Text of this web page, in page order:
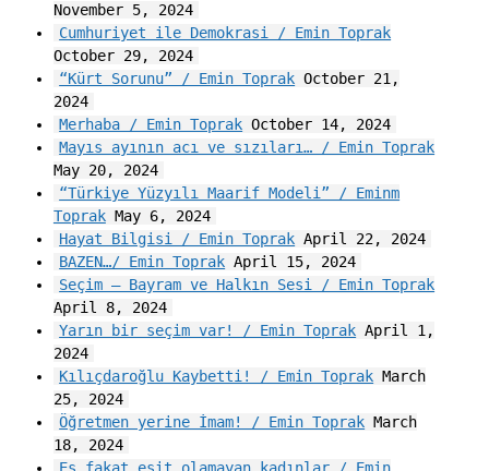
November 5, 2024
Cumhuriyet ile Demokrasi / Emin Toprak
October 29, 2024
“Kürt Sorunu” / Emin Toprak October 21,
2024
Merhaba / Emin Toprak October 14, 2024
Mayıs ayının acı ve sızıları… / Emin Toprak
May 20, 2024
“Türkiye Yüzyılı Maarif Modeli” / Eminm
ToprakMay 6, 2024
Hayat Bilgisi / Emin Toprak April 22, 2024
BAZEN…/ Emin Toprak April 15, 2024
Seçim – Bayram ve Halkın Sesi / Emin Toprak
April 8, 2024
Yarın bir seçim var! / Emin Toprak April 1,
2024
Kılıçdaroğlu Kaybetti! / Emin Toprak March
25, 2024
Öğretmen yerine İmam! / Emin Toprak March
18, 2024